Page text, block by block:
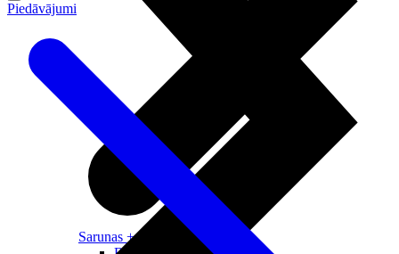
Sarunas + Internets
Piedāvājumi